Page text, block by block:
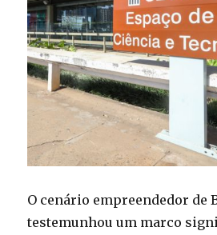
O cenário empreendedor de
testemunhou um marco